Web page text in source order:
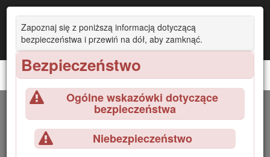
Zapoznaj się z poniższą informacją dotyczącą
bezpieczeństwa i przewiń na dół, aby zamknąć.
Bezpieczeństwo
Ogólne wskazówki dotyczące
bezpieczeństwa
Niebezpieczeństwo
Rozdrabniacz pniaków STX-26
Wprowadzenie
Ta maszyna służy do rozdrabniania i usuwania pniaków oraz